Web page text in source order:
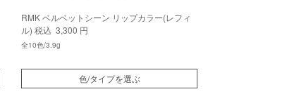
RMK ベルベットシーン リップカラー(レフィ
ル) 税込 3,300 円
全10色/3.9g
色/タイプを選ぶ